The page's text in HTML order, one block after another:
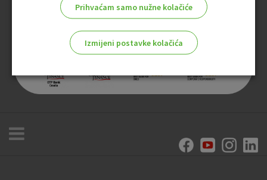
Prihvaćam samo nužne kolačiće
Izmijeni postavke kolačića